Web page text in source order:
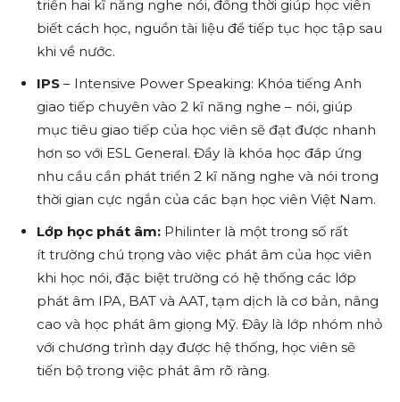
triển hai kĩ năng nghe nói, đồng thời giúp học viên
biết cách học, nguồn tài liệu để tiếp tục học tập sau
khi về nước.
IPS – Intensive Power Speaking: Khóa tiếng Anh
giao tiếp chuyên vào 2 kĩ năng nghe – nói, giúp
mục tiêu giao tiếp của học viên sẽ đạt được nhanh
hơn so với ESL General. Đầy là khóa học đáp ứng
nhu cầu cần phát triển 2 kĩ năng nghe và nói trong
thời gian cực ngắn của các bạn học viên Việt Nam.
Lớp học phát âm: Philinter là một trong số rất
ít trường chú trọng vào việc phát âm của học viên
khi học nói, đặc biệt trường có hệ thống các lớp
phát âm IPA, BAT và AAT, tạm dịch là cơ bản, nâng
cao và học phát âm giọng Mỹ. Đây là lớp nhóm nhỏ
với chương trình dạy được hệ thống, học viên sẽ
tiến bộ trong việc phát âm rõ ràng.